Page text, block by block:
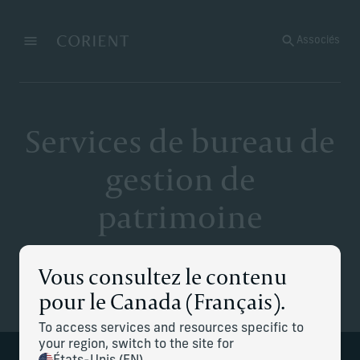
MenuRetour à la page d’accueil
Vous consultez le contenu
pour le Canada (Français).
To access services and resources specific to
your region, switch to the site for
Associés
Services de bureau de
gestion de
patrimoine